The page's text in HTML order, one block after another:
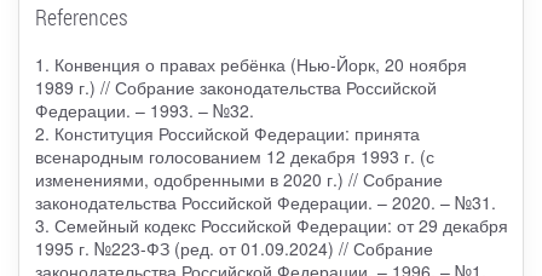
References
1. Конвенция о правах ребёнка (Нью-Йорк, 20 ноября
1989 г.) // Собрание законодательства Российской
Федерации. – 1993. – №32.
2. Конституция Российской Федерации: принята
всенародным голосованием 12 декабря 1993 г. (с
изменениями, одобренными в 2020 г.) // Собрание
законодательства Российской Федерации. – 2020. – №31.
3. Семейный кодекс Российской Федерации: от 29 декабря
1995 г. №223-ФЗ (ред. от 01.09.2024) // Собрание
законодательства Российской Федерации. – 1996. – №1.